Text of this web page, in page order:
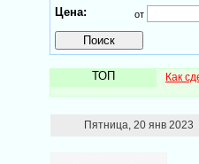
Цена: от
ТОП Как
Пятница, 20 янв 2023